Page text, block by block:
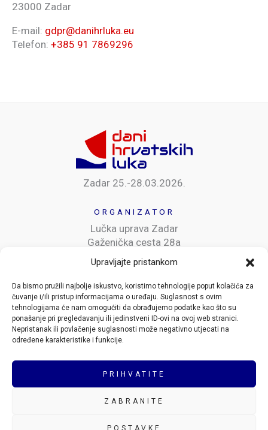
Upravljajte pristankom
Da bismo pružili najbolje iskustvo, koristimo tehnologije poput kolačića za
čuvanje i/ili pristup informacijama o uređaju. Suglasnost s ovim
tehnologijama će nam omogućiti da obrađujemo podatke kao što su
ponašanje pri pregledavanju ili jedinstveni ID-ovi na ovoj web stranici.
Nepristanak ili povlačenje suglasnosti može negativno utjecati na
određene karakteristike i funkcije.
PRIHVATITE
ZABRANITE
POSTAVKE
23000 Zadar
E-mail: gdpr@danihrluka.eu
Telefon: +385 91 7869296
Zadar 25.-28.03.2026.
ORGANIZATOR
Lučka uprava Zadar
Gaženička cesta 28a
23000 Zadar
MJESTO ODRŽAVANJA
Hotel Hyatt Regency*****
Obala kneza Trpimira 7
23000 Zadar
info@danihrluka.eu